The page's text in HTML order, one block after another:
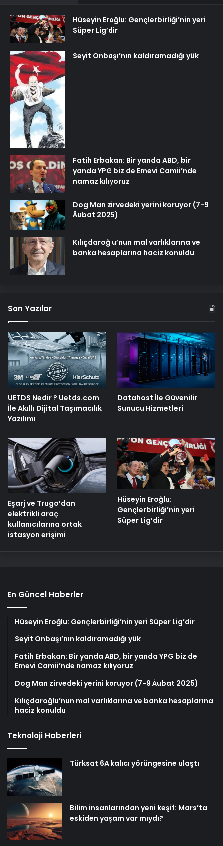
Hüseyin Eroğlu: Gençlerbirliği’nin yeri
Süper Lig’dir
Seyit Onbaşı’nın kaldıramadığı yük
Fatih Erbakan: Bir yanda ABD, bir
yanda YPG biz de Emevi Camii’nde
namaz kılıyoruz
Dog Man zirvedeki yerini koruyor (7-9
Åubat 2025)
Kılıçdaroğlu’nun mal varlıklarına ve
banka hesaplarına haciz konuldu
Son Yazılar
UETDS Nedir ? Uetds.com
İle Akıllı Dijital Taşımacılık
Yazılımı
Datahost İle Güvenilir
Sunucu Hizmetleri
Eşarj ve Trugo’dan
elektrikli araç
kullanıcılarına ortak
istasyon erişimi
Hüseyin Eroğlu:
Gençlerbirliği’nin yeri
Süper Lig’dir
En Güncel Haberler
Hüseyin Eroğlu: Gençlerbirliği’nin yeri Süper Lig’dir
Seyit Onbaşı’nın kaldıramadığı yük
Fatih Erbakan: Bir yanda ABD, bir yanda YPG biz de
Emevi Camii’nde namaz kılıyoruz
Dog Man zirvedeki yerini koruyor (7-9 Åubat 2025)
Kılıçdaroğlu’nun mal varlıklarına ve banka hesaplarına
haciz konuldu
Teknoloji Haberleri
Türksat 6A kalıcı yörüngesine ulaştı
Bilim insanlarından yeni keşif: Mars’ta
eskiden yaşam var mıydı?